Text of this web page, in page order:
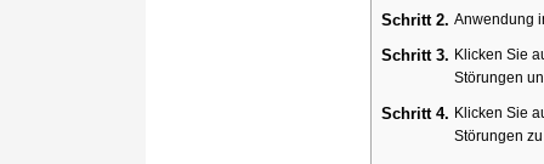
Schritt 2. Anwendung
Schritt 3. Klicken Sie
Störungen
Schritt 4. Klicken Sie
Störungen